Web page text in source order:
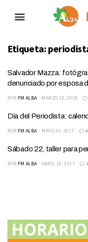
Etiqueta:
Salvador Mazza:
denunciado por esposa
POR FM ALBA MARZO 12, 2018
Día del Periodista:
POR FM ALBA MAYO 30, 2017 0
Sábado 22, taller para
POR FM ALBA ABRIL 19, 2017